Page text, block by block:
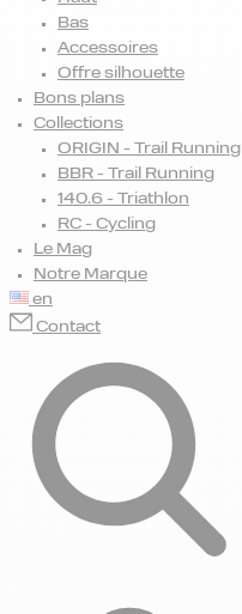
Bas
Accessoires
Offre silhouette
Bons plans
Collections
ORIGIN - Trail Running
BBR - Trail Running
140.6 - Triathlon
RC - Cycling
Le Mag
Notre Marque
en
Contact